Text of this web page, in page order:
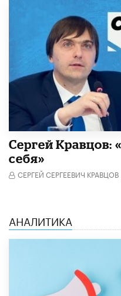
Сергей Кравцов:
себя»
СЕРГЕЙ СЕРГЕЕВИЧ КРАВЦОВ
АНАЛИТИКА